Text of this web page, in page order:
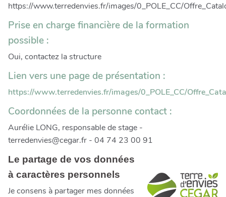
https://www.terredenvies.fr/images/0_POLE_CC/
Prise en charge financière de la formation
possible :
Oui, contactez la structure
Lien vers une page de présentation :
https://www.terredenvies.fr/images/0_POLE_CC/
Coordonnées de la personne contact :
Aurélie LONG, responsable de stage -
terredenvies@cegar.fr - 04 74 23 00 91
Le partage de vos données
à caractères personnels
Je consens à partager mes données